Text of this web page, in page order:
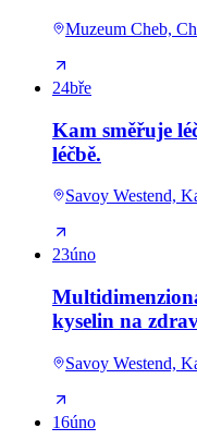
Muzeum Cheb,
24bře
Kam směřuje
léčbě.
Savoy Westend,
23úno
kyselin na
Savoy Westend,
16úno